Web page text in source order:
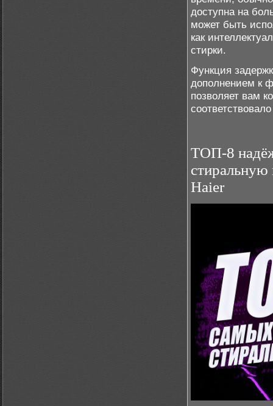
доступна на
может быть
как
стирки.
Функция
дополнением к
позволяет вам
ТОП-8
Haier